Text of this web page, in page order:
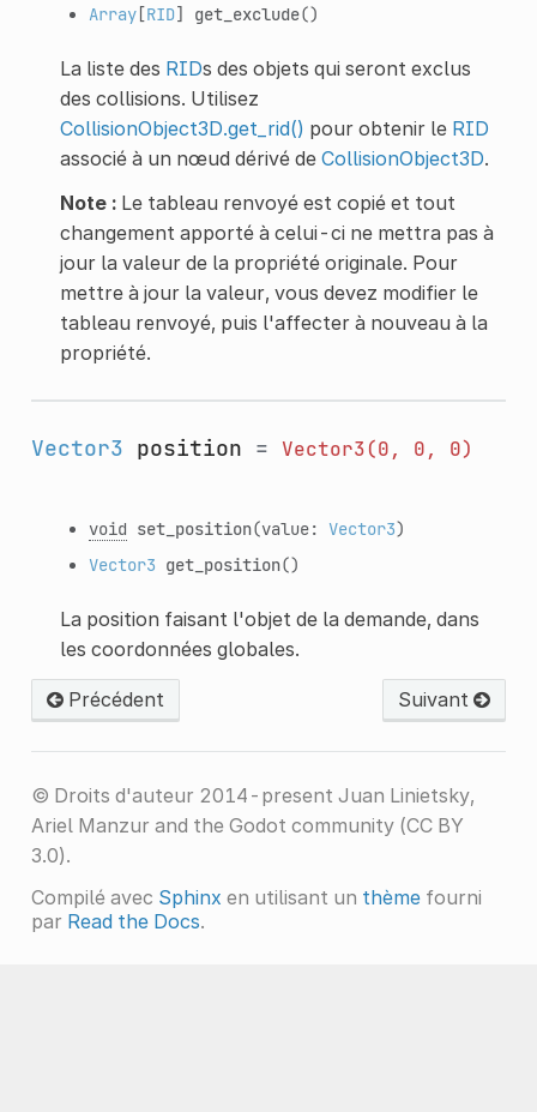
Array[RID] get_exclude()
La liste des RIDs des objets qui seront exclus
des collisions. Utilisez
CollisionObject3D.get_rid() pour obtenir le RID
associé à un nœud dérivé de CollisionObject3D.
Note :Le tableau renvoyé est copié et tout
changement apporté à celui-ci ne mettra pas à
jour la valeur de la propriété originale. Pour
mettre à jour la valeur, vous devez modifier le
tableau renvoyé, puis l'affecter à nouveau à la
propriété.
Vector3 position = Vector3(0, 0, 0)
void set_position(value: Vector3)
Vector3 get_position()
La position faisant l'objet de la demande, dans
les coordonnées globales.
Précédent Suivant
© Droits d'auteur 2014-present Juan Linietsky,
Ariel Manzur and the Godot community (CC BY
3.0).
Compilé avec Sphinx en utilisant un thèmefourni
par Read the Docs.